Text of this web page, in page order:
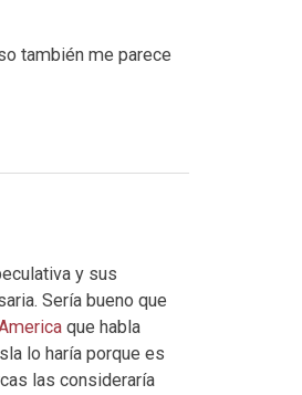
también me parece
y sus
Sería bueno que
que habla
lo haría porque es
las consideraría